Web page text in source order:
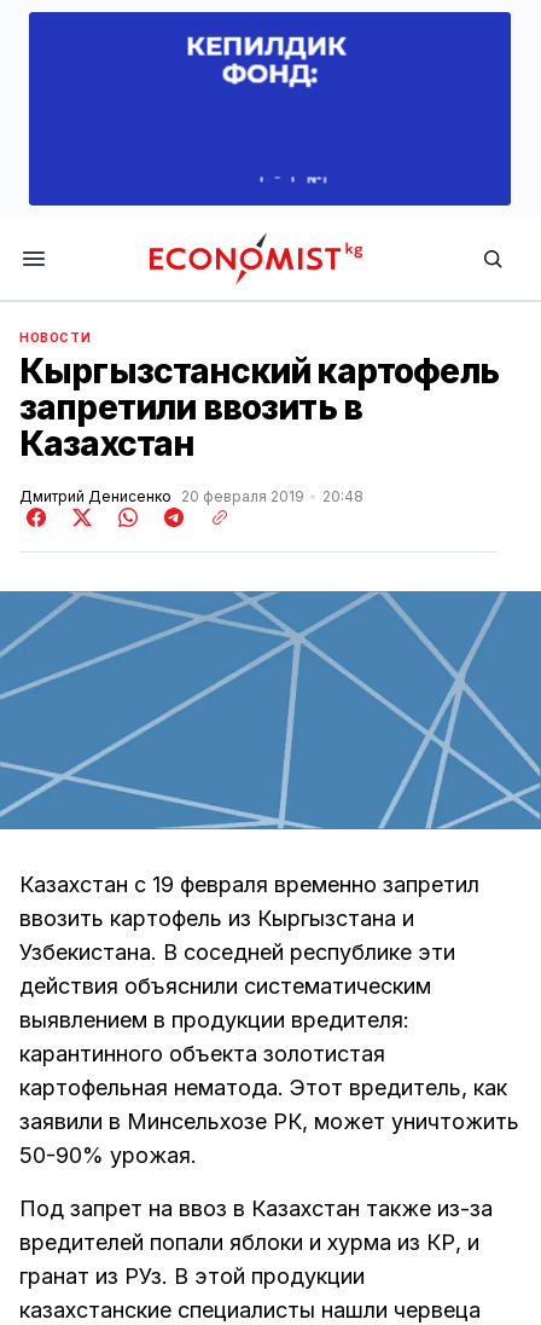
Economist.kg
НОВОСТИ
Кыргызстанский картофель
запретили ввозить в
Казахстан
Дмитрий Денисенко 20 февраля 2019 20:48
Казахстан с 19 февраля временно запретил
ввозить картофель из Кыргызстана и
Узбекистана. В соседней республике эти
действия объяснили систематическим
выявлением в продукции вредителя:
карантинного объекта золотистая
картофельная нематода. Этот вредитель, как
заявили в Минсельхозе РК, может уничтожить
50-90% урожая.
Под запрет на ввоз в Казахстан также из-за
вредителей попали яблоки и хурма из КР, и
гранат из РУз. В этой продукции
казахстанские специалисты нашли червеца